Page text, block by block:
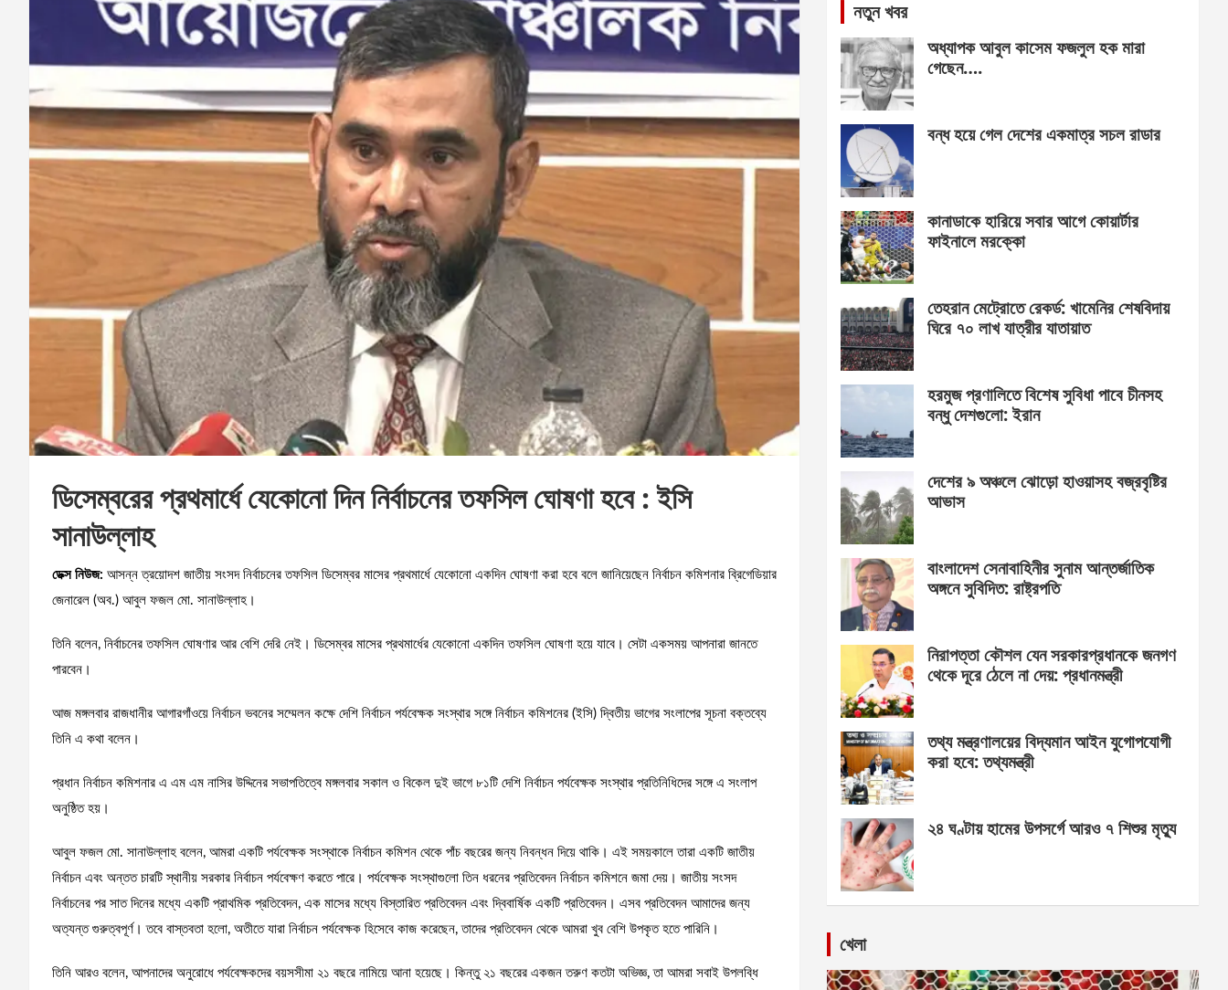
ডিসেম্বরের প্রথমার্ধে যেকোনো দিন নির্বাচনের তফসিল ঘোষণা হবে : ইসি
সানাউল্লাহ
ডেক্স নিউজ: আসন্ন ত্রয়োদশ জাতীয় সংসদ নির্বাচনের তফসিল ডিসেম্বর মাসের প্রথমার্ধে যেকোনো একদিন ঘোষণা করা হবে বলে জানিয়েছেন নির্বাচন কমিশনার ব্রিগেডিয়ার
জেনারেল (অব.) আবুল ফজল মো. সানাউল্লাহ।
তিনি বলেন, নির্বাচনের তফসিল ঘোষণার আর বেশি দেরি নেই। ডিসেম্বর মাসের প্রথমার্ধের যেকোনো একদিন তফসিল ঘোষণা হয়ে যাবে। সেটা একসময় আপনারা জানতে
পারবেন।
আজ মঙ্গলবার রাজধানীর আগারগাঁওয়ে নির্বাচন ভবনের সম্মেলন কক্ষে দেশি নির্বাচন পর্যবেক্ষক সংস্থার সঙ্গে নির্বাচন কমিশনের (ইসি) দ্বিতীয় ভাগের সংলাপের সূচনা বক্তব্যে
তিনি এ কথা বলেন।
প্রধান নির্বাচন কমিশনার এ এম এম নাসির উদ্দিনের সভাপতিত্বে মঙ্গলবার সকাল ও বিকেল দুই ভাগে ৮১টি দেশি নির্বাচন পর্যবেক্ষক সংস্থার প্রতিনিধিদের সঙ্গে এ সংলাপ
অনুষ্ঠিত হয়।
আবুল ফজল মো. সানাউল্লাহ বলেন, আমরা একটি পর্যবেক্ষক সংস্থাকে নির্বাচন কমিশন থেকে পাঁচ বছরের জন্য নিবন্ধন দিয়ে থাকি। এই সময়কালে তারা একটি জাতীয়
নির্বাচন এবং অন্তত চারটি স্থানীয় সরকার নির্বাচন পর্যবেক্ষণ করতে পারে। পর্যবেক্ষক সংস্থাগুলো তিন ধরনের প্রতিবেদন নির্বাচন কমিশনে জমা দেয়। জাতীয় সংসদ
নির্বাচনের পর সাত দিনের মধ্যে একটি প্রাথমিক প্রতিবেদন, এক মাসের মধ্যে বিস্তারিত প্রতিবেদন এবং দ্বিবার্ষিক একটি প্রতিবেদন। এসব প্রতিবেদন আমাদের জন্য
অত্যন্ত গুরুত্বপূর্ণ। তবে বাস্তবতা হলো, অতীতে যারা নির্বাচন পর্যবেক্ষক হিসেবে কাজ করেছেন, তাদের প্রতিবেদন থেকে আমরা খুব বেশি উপকৃত হতে পারিনি।
তিনি আরও বলেন, আপনাদের অনুরোধে পর্যবেক্ষকদের বয়সসীমা ২১ বছরে নামিয়ে আনা হয়েছে। কিন্তু ২১ বছরের একজন তরুণ কতটা অভিজ্ঞ, তা আমরা সবাই উপলব্ধি
নতুন খবর
অধ্যাপক আবুল কাসেম ফজলুল হক মারা
গেছেন….
বন্ধ হয়ে গেল দেশের একমাত্র সচল রাডার
কানাডাকে হারিয়ে সবার আগে কোয়ার্টার
ফাইনালে মরক্কো
তেহরান মেট্রোতে রেকর্ড: খামেনির শেষবিদায়
ঘিরে ৭০ লাখ যাত্রীর যাতায়াত
হরমুজ প্রণালিতে বিশেষ সুবিধা পাবে চীনসহ
বন্ধু দেশগুলো: ইরান
দেশের ৯ অঞ্চলে ঝোড়ো হাওয়াসহ বজ্রবৃষ্টির
আভাস
বাংলাদেশ সেনাবাহিনীর সুনাম আন্তর্জাতিক
অঙ্গনে সুবিদিত: রাষ্ট্রপতি
নিরাপত্তা কৌশল যেন সরকারপ্রধানকে জনগণ
থেকে দূরে ঠেলে না দেয়: প্রধানমন্ত্রী
তথ্য মন্ত্রণালয়ের বিদ্যমান আইন যুগোপযোগী
করা হবে: তথ্যমন্ত্রী
২৪ ঘণ্টায় হামের উপসর্গে আরও ৭ শিশুর মৃত্যু
খেলা